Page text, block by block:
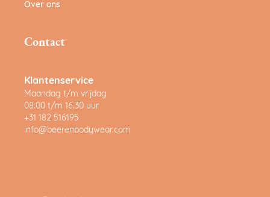
Over ons
Contact
Klantenservice
Maandag t/m vrijdag
08:00 t/m 16:30 uur
+31 182 516195
info@beerenbodywear.com